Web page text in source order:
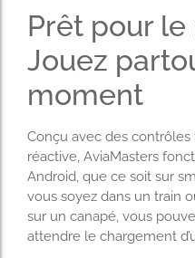
Prêt pour le
Jouez
moment
Conçu avec des
réactive, AviaMasters
Android, que ce soit sur
vous soyez dans un train
sur un canapé, vous
attendre le chargement